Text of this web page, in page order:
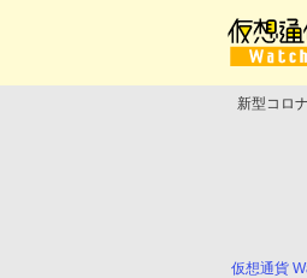
新型コロ
仮想通貨